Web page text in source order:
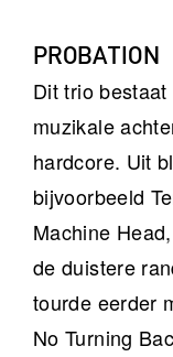
PROBATION
Dit trio
muzikale
hardcore. Uit
bijvoorbeeld
Machine
de duistere
tourde eerder
No Turning